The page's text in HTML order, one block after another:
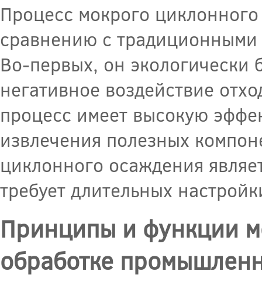
Процесс мокрого
сравнению с
Во-первых, он экологически
негативное воздействие
процесс имеет высокую
извлечения полезных
циклонного осаждения
требует длительных
Принципы и функции
обработке